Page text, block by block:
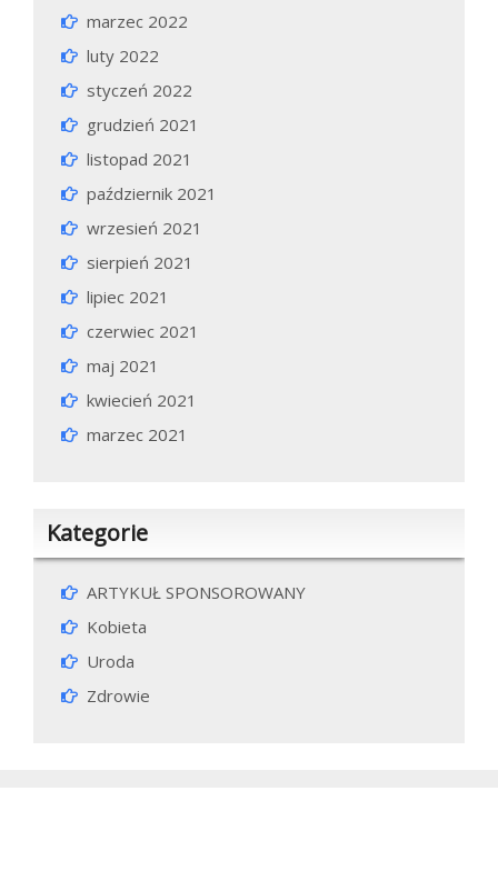
marzec 2022
luty 2022
styczeń 2022
grudzień 2021
listopad 2021
październik 2021
wrzesień 2021
sierpień 2021
lipiec 2021
czerwiec 2021
maj 2021
kwiecień 2021
marzec 2021
Kategorie
ARTYKUŁ SPONSOROWANY
Kobieta
Uroda
Zdrowie